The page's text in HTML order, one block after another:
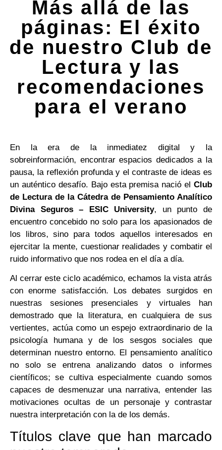
Más allá de las
páginas: El éxito
de nuestro Club de
Lectura y las
recomendaciones
para el verano
En la era de la inmediatez digital y la
sobreinformación, encontrar espacios dedicados a la
pausa, la reflexión profunda y el contraste de ideas es
un auténtico desafío. Bajo esta premisa nació el Club
de Lectura de la Cátedra de Pensamiento Analítico
Divina Seguros – ESIC University, un punto de
encuentro concebido no solo para los apasionados de
los libros, sino para todos aquellos interesados en
ejercitar la mente, cuestionar realidades y combatir el
ruido informativo que nos rodea en el día a día.
Al cerrar este ciclo académico, echamos la vista atrás
con enorme satisfacción. Los debates surgidos en
nuestras sesiones presenciales y virtuales han
demostrado que la literatura, en cualquiera de sus
vertientes, actúa como un espejo extraordinario de la
psicología humana y de los sesgos sociales que
determinan nuestro entorno. El pensamiento analítico
no solo se entrena analizando datos o informes
científicos; se cultiva especialmente cuando somos
capaces de desmenuzar una narrativa, entender las
motivaciones ocultas de un personaje y contrastar
nuestra interpretación con la de los demás.
Títulos clave que han marcado